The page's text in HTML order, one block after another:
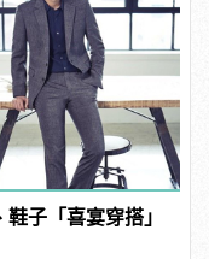
子「喜宴穿搭」